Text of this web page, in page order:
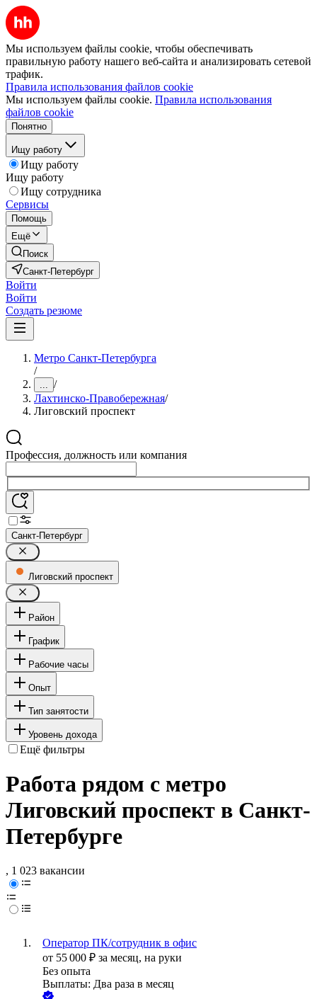
Мы используем файлы cookie, чтобы обеспечивать
правильную работу нашего веб-сайта и анализировать сетевой
трафик.
Правила использования файлов cookie
Мы используем файлы cookie. Правила использования
файлов cookie
Понятно
Ищу работу
Ищу работу
Ищу работу
Ищу сотрудника
Сервисы
Помощь
Ещё
Поиск
Санкт-Петербург
Войти
Войти
Создать резюме
Метро Санкт-Петербурга
/
... /
Лахтинско-Правобережная/
Лиговский проспект
Профессия, должность или компания
Санкт-Петербург
Лиговский проспект
Район
График
Рабочие часы
Опыт
Тип занятости
Уровень дохода
Ещё фильтры
Работа рядом с метро
Лиговский проспект в Санкт-
Петербурге
, 1 023 вакансии
Оператор ПК/сотрудник в офис
от 55 000 ₽ за месяц, на руки
Без опыта
Выплаты: Два раза в месяц